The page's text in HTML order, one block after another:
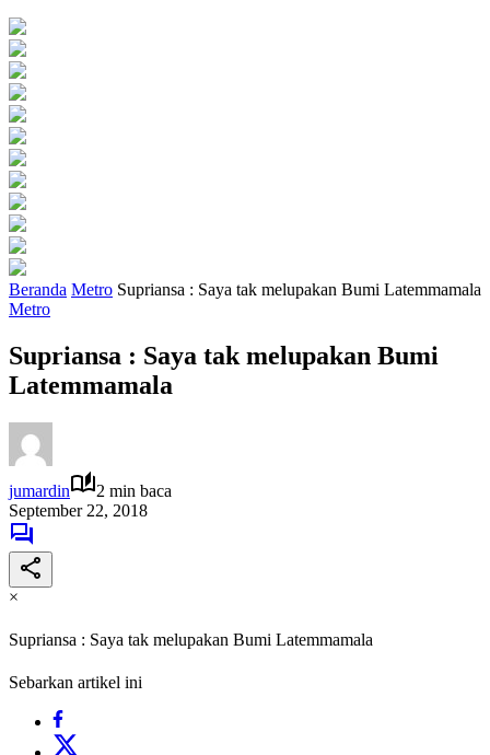
Beranda Metro Supriansa : Saya tak melupakan Bumi Latemmamala
Metro
Supriansa : Saya tak melupakan Bumi
Latemmamala
jumardin
2 min baca
September 22, 2018
×
Supriansa : Saya tak melupakan Bumi Latemmamala
Sebarkan artikel ini